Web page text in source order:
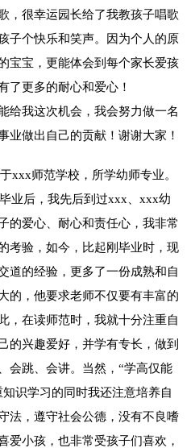
，很幸运园长给了我教孩子唱歌
子个快乐和笑声。因为个人的原
宝宝，更能体会到每个家长爱孩
了更多的耐心和爱心！
给我这次机会，我会努力做一名
业做出自己的贡献！谢谢大家！
xxx师范学校，所学幼师专业。
业后，我先后到过xxx、xxx幼
的爱心、耐心和责任心，我非常
考验，如今，比起刚毕业时，现
道的经验，更多了一份成熟和自
的，他要求老师不仅要有丰富的
，在读师范时，我就十分注重自
的兴趣爱好，并学有专长，做到
会跳、会讲。当然，“学高仅能
识学习的同时我还注意培养自
法，遵守社会公德，没有不良嗜
爱小孩，也非常受孩子们喜欢，